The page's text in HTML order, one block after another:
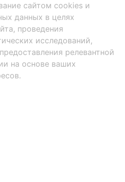
сайтом cookies и
данных в целях
проведения
исследований,
релевантной
на основе ваших